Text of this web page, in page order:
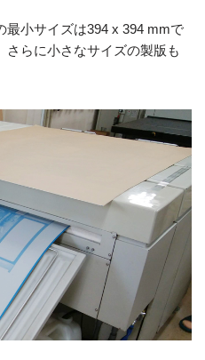
最小サイズは394 x 394 mmで
らに小さなサイズの製版も